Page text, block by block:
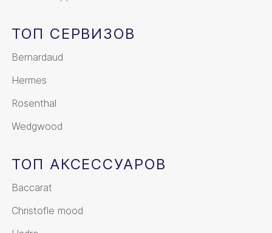
ТОП СЕРВИЗОВ
Bernardaud
Hermes
Rosenthal
Wedgwood
ТОП АКСЕССУАРОВ
Baccarat
Christofle mood